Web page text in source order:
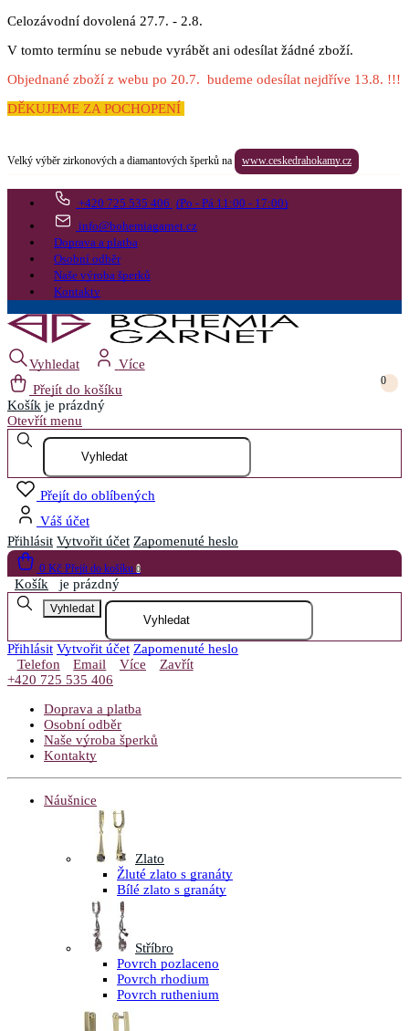
Celozávodní dovolená 27.7. - 2.8.
V tomto termínu se nebude vyrábět ani odesílat žádné zboží.
Objednané zboží z webu po 20.7. budeme odesílat nejdříve 13.8. !!!
DĚKUJEME ZA POCHOPENÍ
Velký výběr zirkonových a diamantových šperků na www.ceskedrahokamy.cz
+420 725 535 406 (Po - Pá 11:00 - 17:00)
info@bohemiagarnet.cz
Doprava a platba
Osobní odběr
Naše výroba šperků
Kontakty
Vyhledat
Více
Přejít do košíku
0
Košík je prázdný
Otevřít menu
Přejít do oblíbených
Váš účet
Přihlásit Vytvořit účet Zapomenuté heslo
0 Kč Přejít do košíku 0
Košík je prázdný
Vyhledat
Přihlásit Vytvořit účet Zapomenuté heslo
Telefon
Email Více
Zavřít
+420 725 535 406
Doprava a platba
Osobní odběr
Naše výroba šperků
Kontakty
Náušnice
Zlato
Žluté zlato s granáty
Bílé zlato s granáty
Stříbro
Povrch pozlaceno
Povrch rhodium
Povrch ruthenium